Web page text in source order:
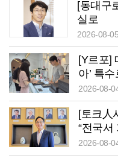
[동대구
실로
2026-08-
[Y르포]
아’ 특
존 않는
2026-08-
[토크人
“전국서
할 것”
2026-08-